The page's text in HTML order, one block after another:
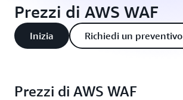
Prezzi di AWS WAF
Inizia Richiedi un preventivo
Prezzi di AWS WAF